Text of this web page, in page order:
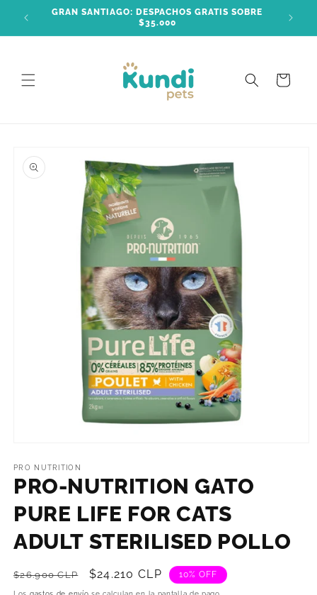
directamenteGRAN SANTIAGO: DESPACHOS GRATIS SOBRE
$35.000
Carrito
a la
información
multimedia
1
en
ventana
modal
PRO NUTRITION
PRO-NUTRITION GATO
PURE LIFE FOR CATS
ADULT STERILISED POLLO
Precio
habitual
$26.900 CLP
Precio
de
$24.210 CLP 10% OFF